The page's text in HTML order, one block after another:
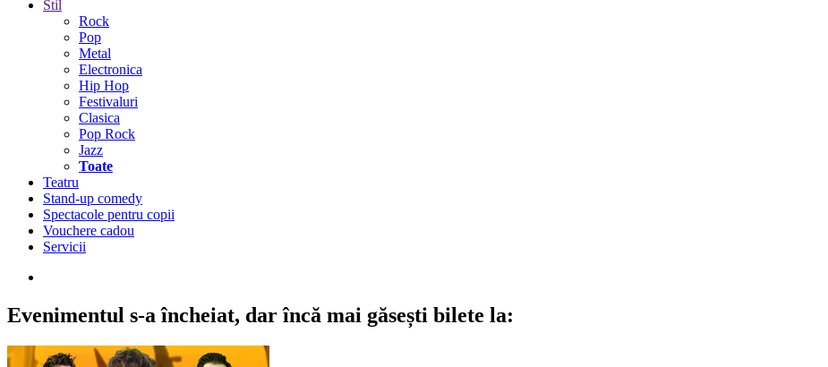
Stil
Rock
Pop
Metal
Electronica
Hip Hop
Festivaluri
Clasica
Pop Rock
Jazz
Toate
Teatru
Stand-up comedy
Spectacole pentru copii
Vouchere cadou
Servicii
Evenimentul s-a încheiat, dar încă mai găsești bilete la: